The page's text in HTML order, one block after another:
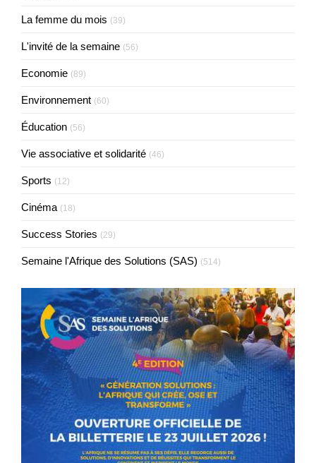
La femme du mois (39)
L'invité de la semaine (56)
Economie (89)
Environnement (60)
Éducation (56)
Vie associative et solidarité (46)
Sports (12)
Cinéma (18)
Success Stories (29)
Semaine l'Afrique des Solutions (SAS) (514)